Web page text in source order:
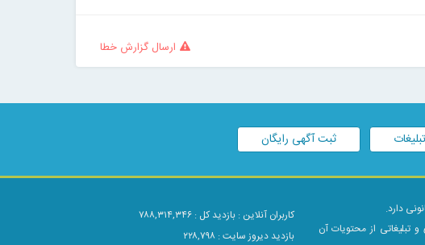
ارسال گزارش خطا
ثبت آگهی رایگان
دارد.
تبلیغاتی از محتویات آن
کاربران آنلاین : بازدید کل : ۷۸۸,۳۱۴,۳۴۶
بازدید دیروز سایت : ۲۲۸,۷۹۸